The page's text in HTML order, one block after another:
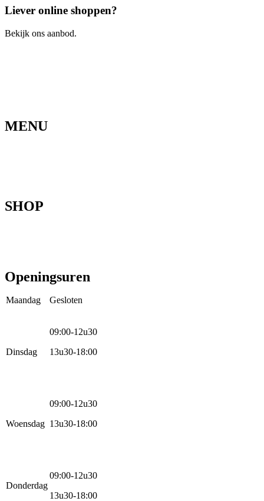
Liever online shoppen?
Bekijk ons aanbod.
MENU
SHOP
Openingsuren
Maandag Gesloten
Dinsdag
09:00-12u30
13u30-18:00
Woensdag
09:00-12u30
13u30-18:00
Donderdag
09:00-12u30
13u30-18:00